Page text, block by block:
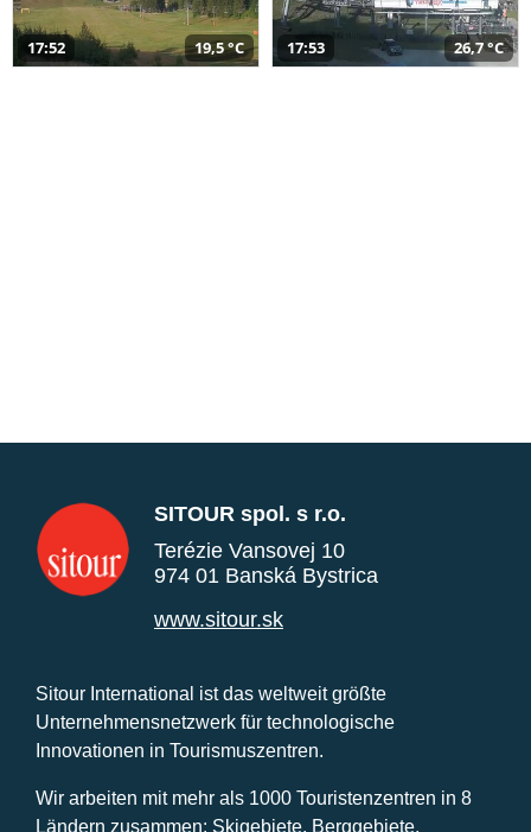
17:52 19,5 °C 17:53 26,7 °C
SITOUR spol. s r.o.
Terézie Vansovej 10
974 01 Banská Bystrica
www.sitour.sk
Sitour International ist das weltweit größte
Unternehmensnetzwerk für technologische
Innovationen in Tourismuszentren.
Wir arbeiten mit mehr als 1000 Touristenzentren in 8
Ländern zusammen: Skigebiete, Berggebiete,